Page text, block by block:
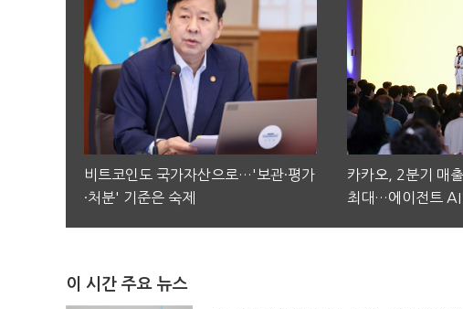
비트코인도 국가자산으로…'보관·평가
·처분' 기준은 숙제
카카오, 2분기 매
최대…에이전트 AI
이 시간 주요 뉴스